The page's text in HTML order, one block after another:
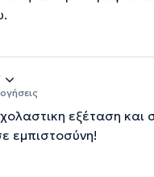
εξέταση και
εμπιστοσύνη!